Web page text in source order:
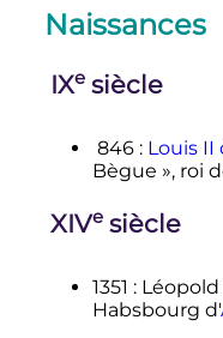
Naissances
IXe siècle
846 : Louis II
Bègue », roi
XIVe siècle
1351 :
Habsbourg d'